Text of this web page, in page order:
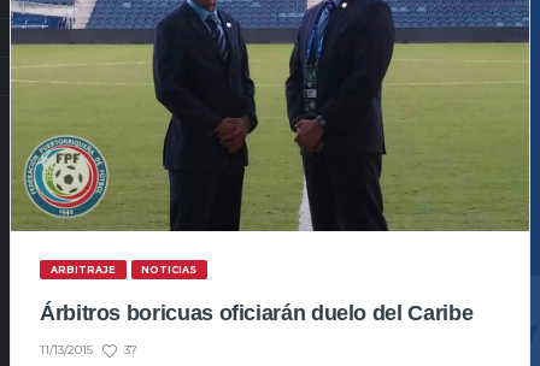
ARBITRAJE NOTICIAS
Árbitros boricuas oficiarán duelo del Caribe
11/13/2015 37